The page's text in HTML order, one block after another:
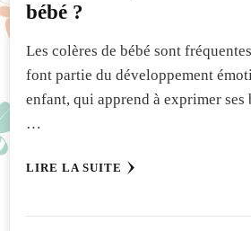
bébé ?
Les colères de bébé sont
font partie du développement
enfant, qui apprend à exprimer ses
…
LIRE LA SUITE